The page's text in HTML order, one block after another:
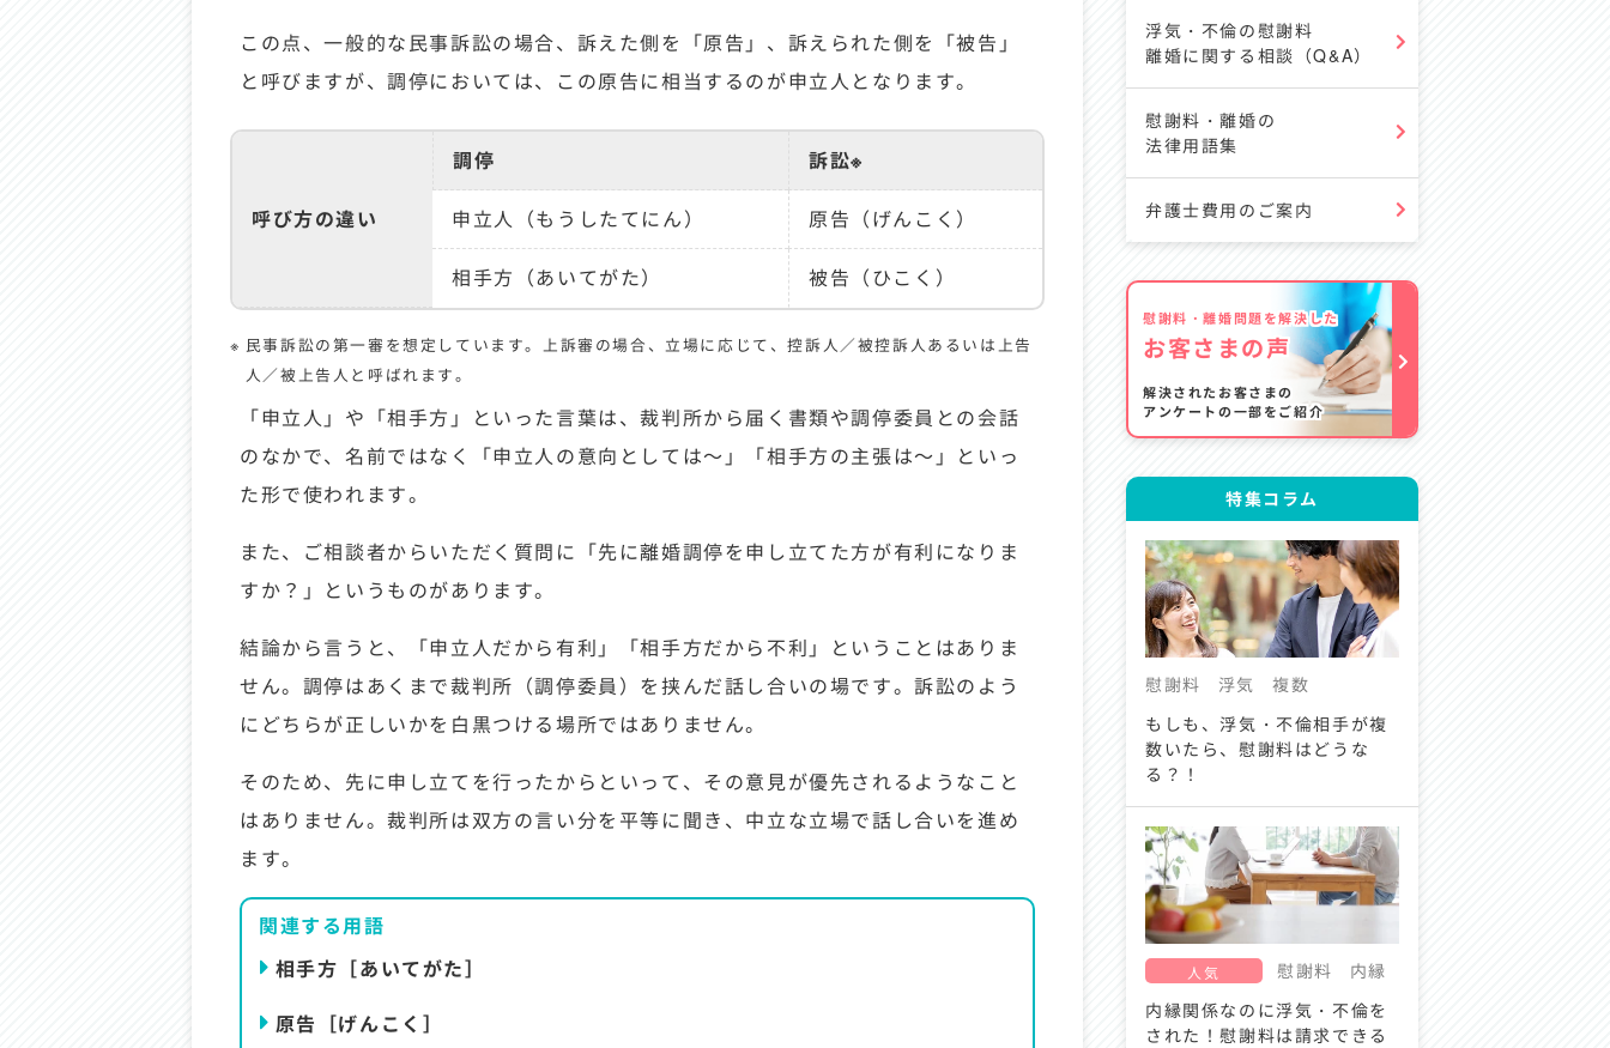
この点、一般的な民事訴訟の場合、訴えた側を「原告」、訴えられた側を「被告」
と呼びますが、調停においては、この原告に相当するのが申立人となります。
呼び方の違い
調停 訴訟※
申立人（もうしたてにん） 原告（げんこく）
相手方（あいてがた） 被告（ひこく）
民事訴訟の第一審を想定しています。上訴審の場合、立場に応じて、控訴人／被控訴人あるいは上告
人／被上告人と呼ばれます。
「申立人」や「相手方」といった言葉は、裁判所から届く書類や調停委員との会話
のなかで、名前ではなく「申立人の意向としては～」「相手方の主張は～」といっ
た形で使われます。
また、ご相談者からいただく質問に「先に離婚調停を申し立てた方が有利になりま
すか？」というものがあります。
結論から言うと、「申立人だから有利」「相手方だから不利」ということはありま
せん。調停はあくまで裁判所（調停委員）を挟んだ話し合いの場です。訴訟のよう
にどちらが正しいかを白黒つける場所ではありません。
そのため、先に申し立てを行ったからといって、その意見が優先されるようなこと
はありません。裁判所は双方の言い分を平等に聞き、中立な立場で話し合いを進め
ます。
関連する用語
相手方［あいてがた］
原告［げんこく］
浮気・不倫の慰謝料
離婚に関する相談（Q&A）
慰謝料・離婚の
法律用語集
弁護士費用のご案内
慰謝料・離婚問題を解決した
お客さまの声
解決されたお客さまの
アンケートの一部をご紹介
特集コラム
もしも、浮気・不倫相手が複
数いたら、慰謝料はどうな
る？！
複数
浮気
慰謝料
内縁関係なのに浮気・不倫を
された！慰謝料は請求できる
内縁
慰謝料
人気